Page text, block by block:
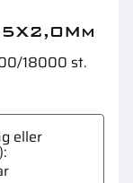
18000 st.
eller